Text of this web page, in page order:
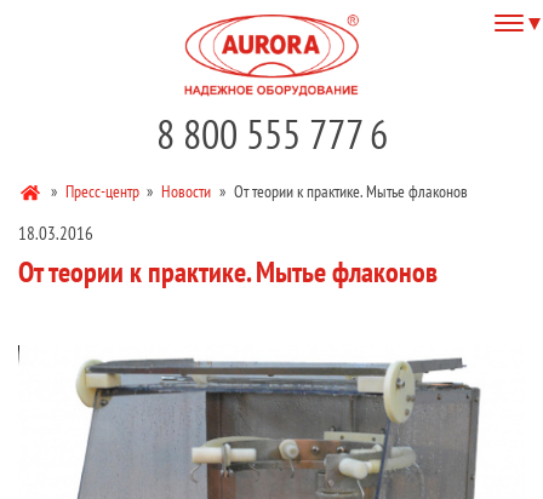
8 800 555 777 6
» Пресс-центр » Новости » От теории к практике. Мытье флаконов
18.03.2016
От теории к практике. Мытье флаконов